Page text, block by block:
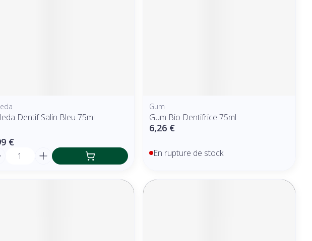
Dentif Salin Bleu 75ml
€
Gum
Gum Bio Dentifrice 75ml
6,26 €
En rupture de stock